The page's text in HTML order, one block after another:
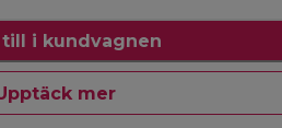
i kundvagnen
mer